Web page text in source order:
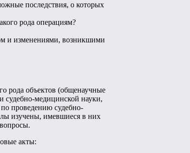
последствия, о которых
рода операциям?
и изменениями, возникшими
рода объектов (общенаучные
судебно-медицинской науки,
проведению судебно-
изучены, имевшиеся в них
акты: